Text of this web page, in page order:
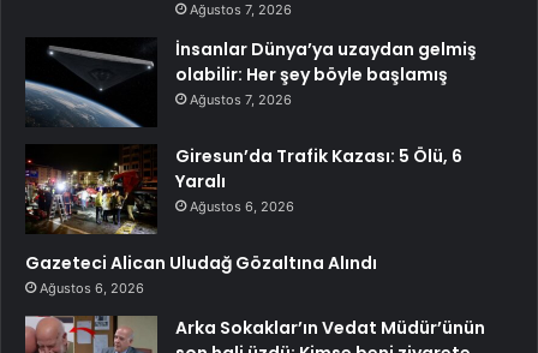
Ağustos 7, 2026
İnsanlar Dünya’ya uzaydan gelmiş
olabilir: Her şey böyle başlamış
Ağustos 7, 2026
Giresun’da Trafik Kazası: 5 Ölü, 6
Yaralı
Ağustos 6, 2026
Gazeteci Alican Uludağ Gözaltına Alındı
Ağustos 6, 2026
Arka Sokaklar’ın Vedat Müdür’ünün